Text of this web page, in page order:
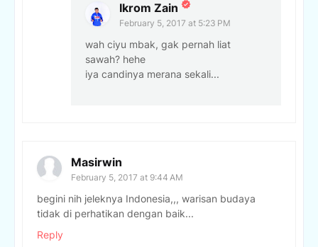
Ikrom Zain
February 5, 2017 at 5:23 PM
wah ciyu mbak, gak pernah liat
sawah? hehe
iya candinya merana sekali...
Masirwin
February 5, 2017 at 9:44 AM
begini nih jeleknya Indonesia,,, warisan budaya
tidak di perhatikan dengan baik...
Reply